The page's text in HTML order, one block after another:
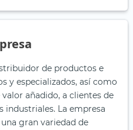
de productos e
y especializados, así como
añadido, a clientes de
industriales. La empresa
gran variedad de